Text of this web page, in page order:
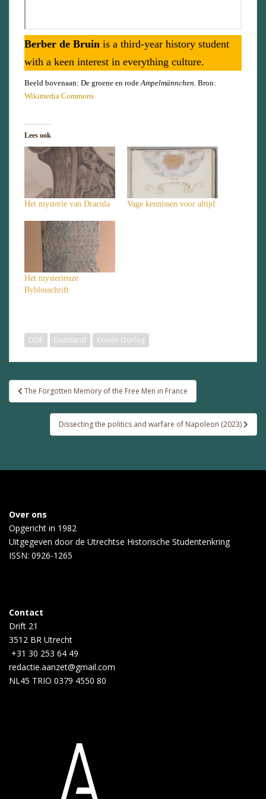
Berber de Bruin is a third-year history student
with a keen interest in everything culture.
Beeld bovenaan: De groene en rode Ampelmännchen. Bron:
Wikimedia Commons
Lees ook
Het mysterie van Dracula Vage kennissen voor altijd
Het mysterieuze
Byblosschrift
DDR Duitsland Koude Oorlog
Bericht
navigatie
The Forgotten Memory of the Free Men in France
Dissecting the politics and warfare of Napoleon (2023)
Over ons
Opgericht in 1982
Uitgegeven door de Utrechtse Historische Studentenkring
ISSN: 0926-1265
Contact
Drift 21
3512 BR Utrecht
+31 30 253 64 49
redactie.aanzet@gmail.com
NL45 TRIO 0379 4550 80